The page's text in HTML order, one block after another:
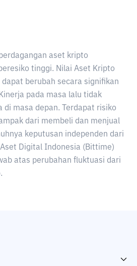
aset kripto
tinggi. Nilai Aset Kripto
berubah secara signifikan
pada masa lalu tidak
di masa depan. Terdapat risiko
dari membeli dan menjual
keputusan independen dari
Digital Indonesia (Bittime)
atas perubahan fluktuasi dari